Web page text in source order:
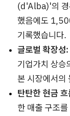
(d'Alba)'의 경
했음에도
기록했습니다.
글로벌 확장성:
기업가치 상승
본 시장에서의
탄탄한 현금
한 매출 구조